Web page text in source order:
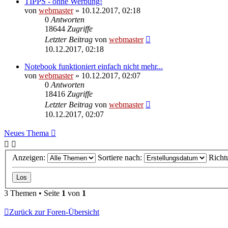
von webmaster» 10.12.2017, 02:18
0 Antworten
18644 Zugriffe
Letzter Beitrag von webmaster
10.12.2017, 02:18
Notebook funktioniert einfach nicht mehr...
von webmaster» 10.12.2017, 02:07
0 Antworten
18416 Zugriffe
Letzter Beitrag von webmaster
10.12.2017, 02:07
Neues Thema
Anzeigen: Sortiere nach:
3 Themen • Seite 1 von 1
Zurück zur Foren-Übersicht